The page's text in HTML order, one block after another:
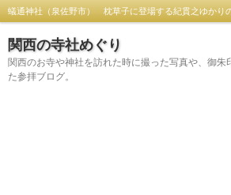
蟻通神社（泉佐野市） 枕草子に登場する紀貫之ゆかり
関西の寺社めぐり
関西のお寺や神社を訪れた時に撮った写真や、御朱
た参拝ブログ。